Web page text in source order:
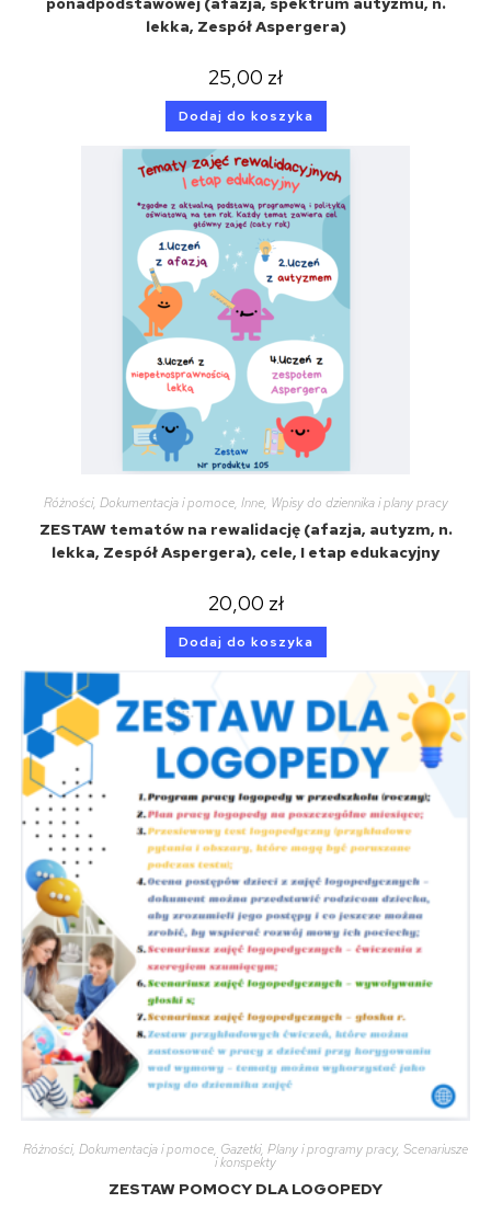
lekka, Zespół Aspergera)
25,00 zł
Dodaj do koszyka
Różności, Dokumentacja i pomoce, Inne, Wpisy do dziennika i plany pracy
ZESTAW tematów na rewalidację (afazja, autyzm, n.
lekka, Zespół Aspergera), cele, I etap edukacyjny
20,00 zł
Dodaj do koszyka
Różności, Dokumentacja i pomoce, Gazetki, Plany i programy pracy, Scenariusze
i konspekty
ZESTAW POMOCY DLA LOGOPEDY